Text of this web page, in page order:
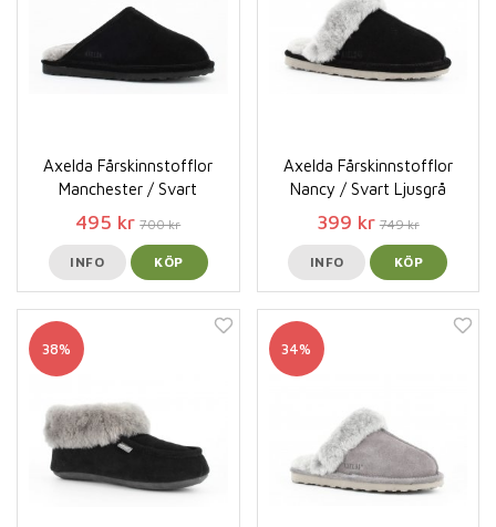
Axelda Fårskinnstofflor
Manchester / Svart
495 kr 700 kr
INFO KÖP
Axelda Fårskinnstofflor
Nancy / Svart Ljusgrå
399 kr 749 kr
INFO KÖP
38% 34%